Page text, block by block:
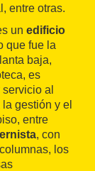
entre otras.
un edificio
que fue la
baja,
es
servicio al
gestión y el
entre
, con
los